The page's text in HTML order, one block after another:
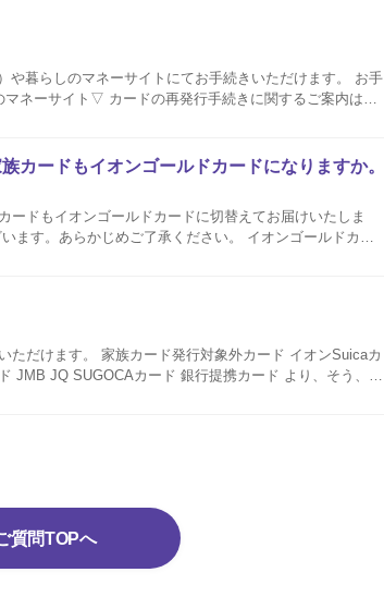
暮らしのマネーサイトにてお手続きいただけます。 お手
カードもイオンゴールドカードになりますか。
ドもイオンゴールドカードに切替えてお届けいたしま
じめご了承ください。 イオンゴールドカー
す。 家族カード発行対象外カード イオンSuicaカ
JMB JQ SUGOCAカード 銀行提携カード より、そう、ち
質問TOPへ